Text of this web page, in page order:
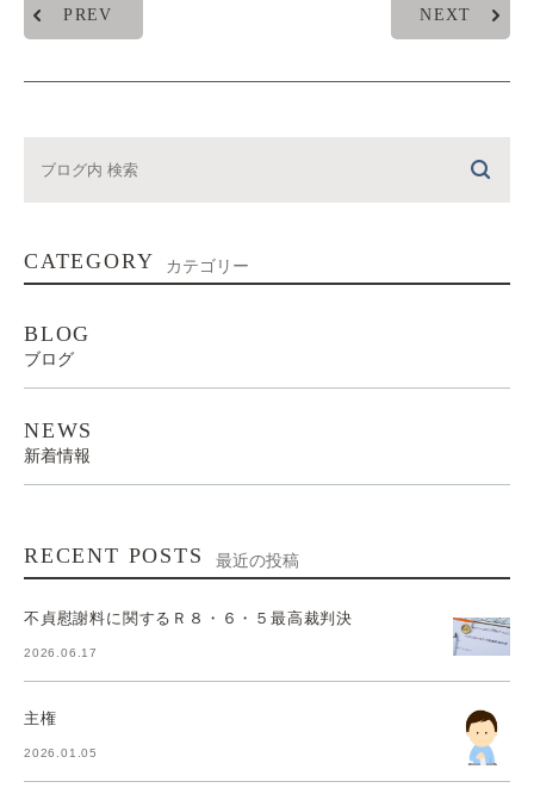
PREV NEXT
CATEGORY カテゴリー
BLOG
ブログ
NEWS
新着情報
RECENT POSTS 最近の投稿
不貞慰謝料に関するＲ８・６・５最高裁判決
2026.06.17
主権
2026.01.05